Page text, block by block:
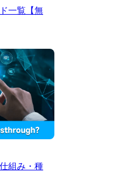
一覧【無
組み・種